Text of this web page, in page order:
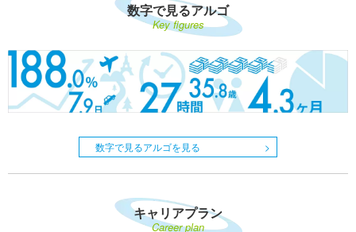
数字で見るアルゴ
Key figures
数字で見るアルゴを見る
キャリアプラン
Career plan